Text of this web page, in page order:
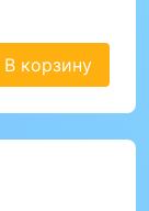
В корзину